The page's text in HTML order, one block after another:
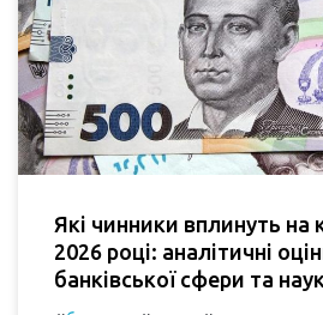
Які чинники вплинуть на
2026 році: аналітичні
банківської сфери та